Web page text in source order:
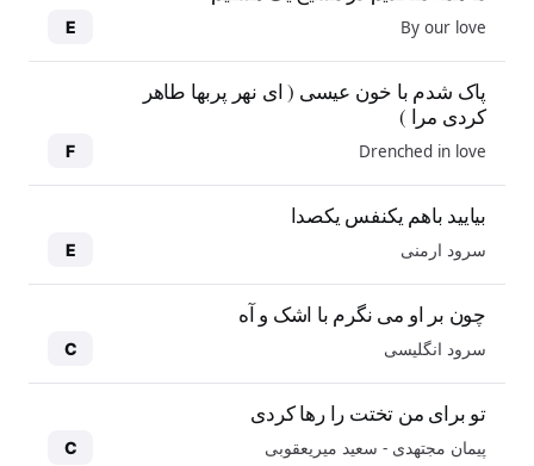
By our love
E
پاک شدم با خون عیسی ( ای نهر پربها طاهر
کردی مرا )
Drenched in love
F
بیایید باهم یکنفس یکصدا
سرود ارمنی E
چون بر او می نگرم با اشک و آه
سرود انگلیسی C
تو برای من تختت را رها کردی
پیمان مجتهدی - سعید میریعقوبی C